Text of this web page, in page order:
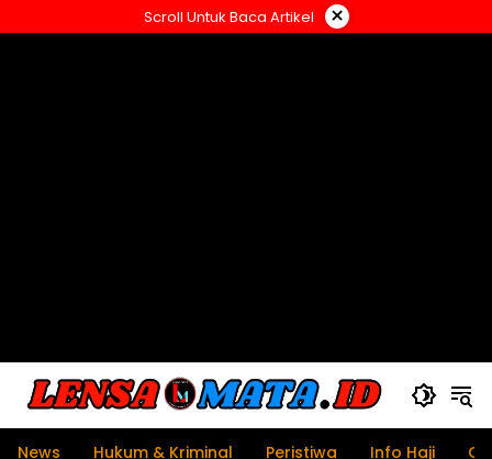
ke
Scroll Untuk Baca Artikel ×
News Hukum & Kriminal Peristiwa Info Haji